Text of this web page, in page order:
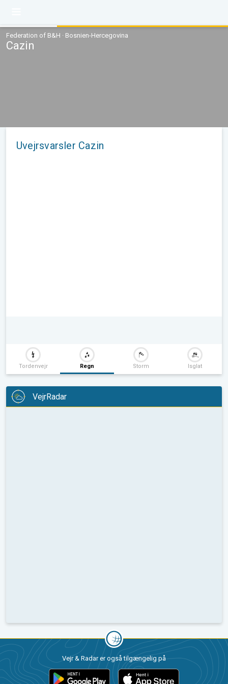
Federation of B&H · Bosnien-Hercegovina
Cazin
Uvejrsvarsler Cazin
Tordenvejr Regn Storm Isglat
VejrRadar
Vejr & Radar er også tilgængelig på